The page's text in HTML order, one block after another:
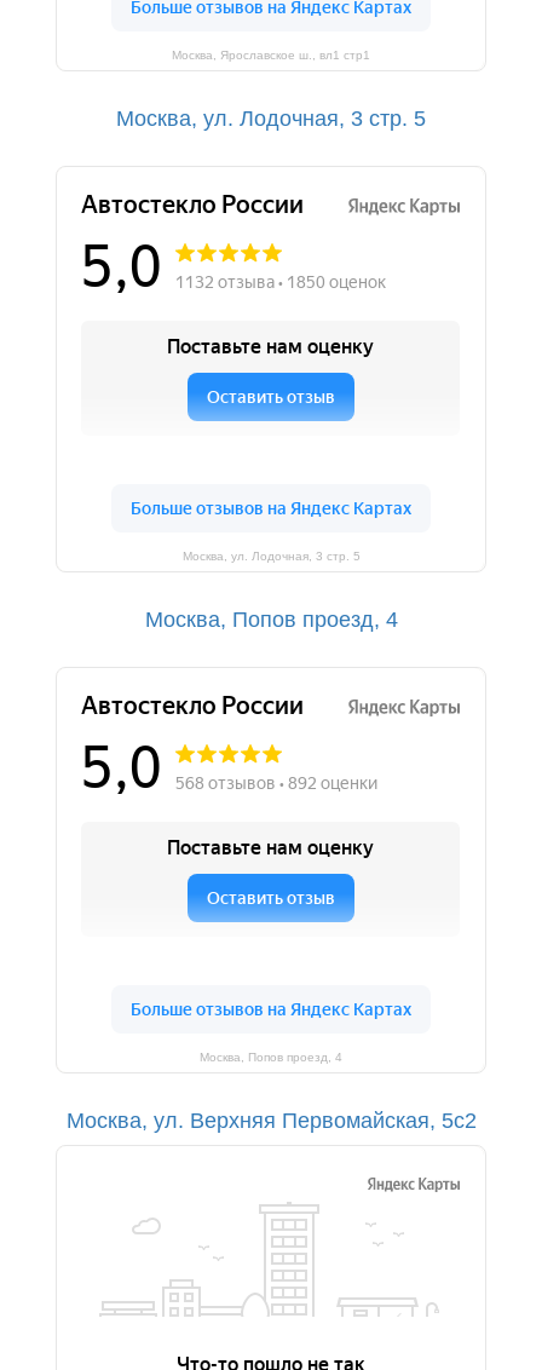
Москва, Ярославское ш., вл1 стр1
Москва, ул. Лодочная, 3 cтр. 5
Москва, ул. Лодочная, 3 cтр. 5
Москва, Попов проезд, 4
Москва, Попов проезд, 4
Москва, ул. Верхняя Первомайская, 5с2